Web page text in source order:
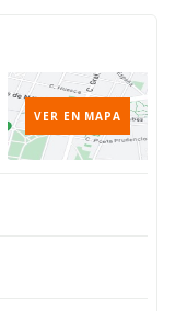
VER EN MAPA